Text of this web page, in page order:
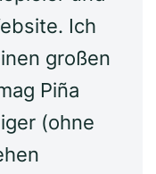
Ich
großen
Piña
(ohne